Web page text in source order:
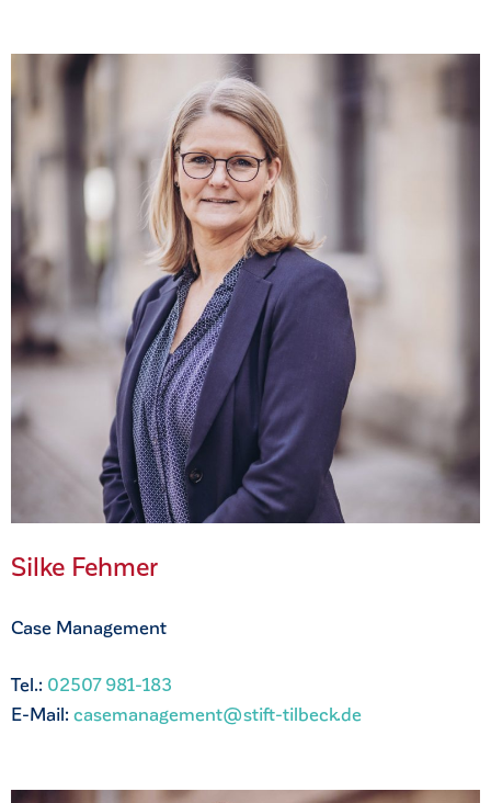
Silke Fehmer
Case Management
Tel.: 02507 981-183
E-Mail: casemanagement@stift-tilbeck.de